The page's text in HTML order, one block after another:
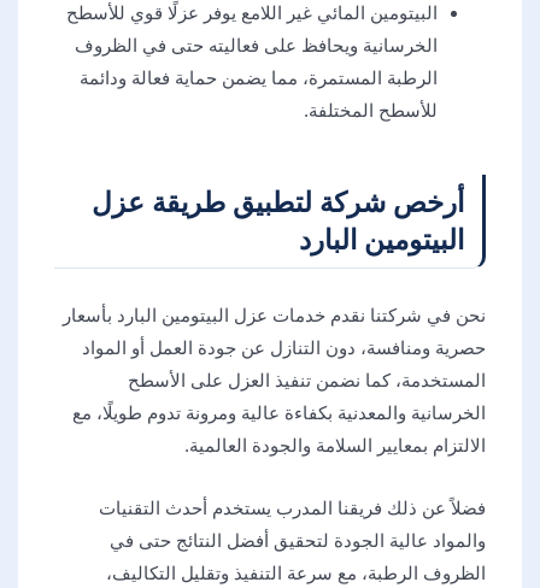
البيتومين المائي غير اللامع يوفر عزلًا قوي للأسطح
الخرسانية ويحافظ على فعاليته حتى في الظروف
الرطبة المستمرة، مما يضمن حماية فعالة ودائمة
للأسطح المختلفة.
أرخص شركة لتطبيق طريقة عزل
البيتومين البارد
نحن في شركتنا نقدم خدمات عزل البيتومين البارد بأسعار
حصرية ومنافسة، دون التنازل عن جودة العمل أو المواد
المستخدمة، كما نضمن تنفيذ العزل على الأسطح
الخرسانية والمعدنية بكفاءة عالية ومرونة تدوم طويلًا، مع
الالتزام بمعايير السلامة والجودة العالمية.
فضلاً عن ذلك فريقنا المدرب يستخدم أحدث التقنيات
والمواد عالية الجودة لتحقيق أفضل النتائج حتى في
الظروف الرطبة، مع سرعة التنفيذ وتقليل التكاليف،